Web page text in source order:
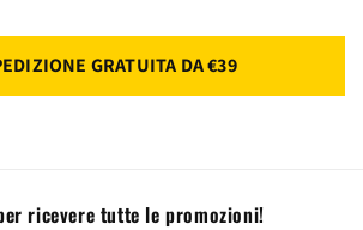
ricevere tutte le promozioni!